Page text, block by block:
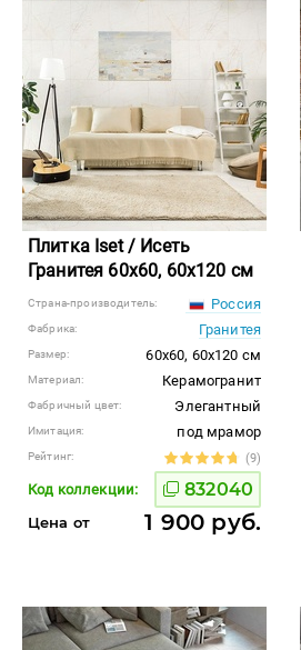
Плитка Iset / Исеть
Гранитея 60x60, 60x120 см
Страна-производитель: Россия
Фабрика: Гранитея
Размер: 60x60, 60x120 см
Материал: Керамогранит
Фабричный цвет: Элегантный
Имитация: под мрамор
Рейтинг: (9)
Код коллекции: 832040
Цена от 1 900 руб.